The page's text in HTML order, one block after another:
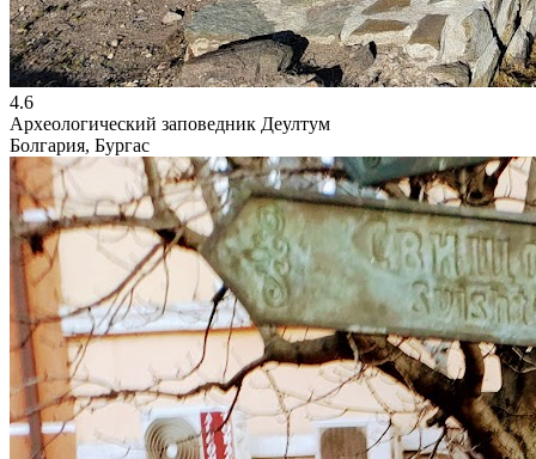
4.6
Археологический заповедник Деултум
Болгария, Бургас